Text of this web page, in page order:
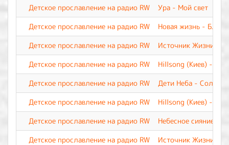
Детское прославление на радио RW
Ура - Мой свет
Детское прославление на радио RW
Новая жизнь -
Детское прославление на радио RW
Источник Жизни -
Детское прославление на радио RW
Hillsong (Киев) -
Детское прославление на радио RW
Дети Неба - Солнце
Детское прославление на радио RW
Hillsong (Киев) - Бог
Детское прославление на радио RW
Небесное сияние-
Детское прославление на радио RW
Источник Жизни -